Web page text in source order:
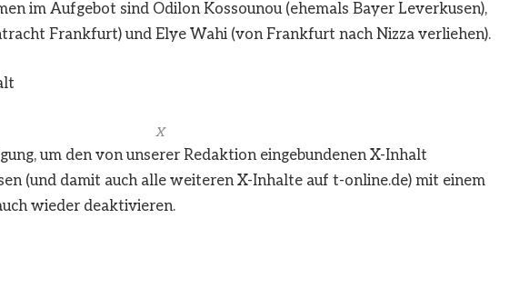
im Aufgebot sind Odilon Kossounou (ehemals Bayer Leverkusen),
Frankfurt) und Elye Wahi (von Frankfurt nach Nizza verliehen).
X
um den von unserer Redaktion eingebundenenX-Inhalt
(und damit auch alle weiterenX-Inhalte auf t-online.de) mit einem
wieder deaktivieren.